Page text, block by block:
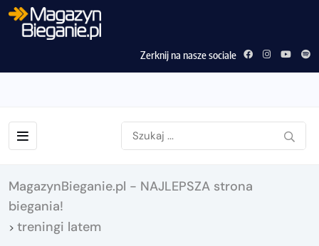
Zerknij na nasze sociale
MagazynBieganie.pl - NAJLEPSZA strona
biegania!
> treningi latem